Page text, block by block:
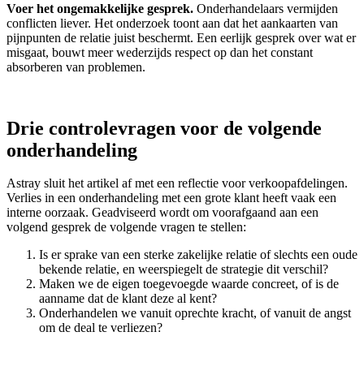
Voer het ongemakkelijke gesprek. Onderhandelaars vermijden
conflicten liever. Het onderzoek toont aan dat het aankaarten van
pijnpunten de relatie juist beschermt. Een eerlijk gesprek over wat er
misgaat, bouwt meer wederzijds respect op dan het constant
absorberen van problemen.
Drie controlevragen voor de volgende
onderhandeling
Astray sluit het artikel af met een reflectie voor verkoopafdelingen.
Verlies in een onderhandeling met een grote klant heeft vaak een
interne oorzaak. Geadviseerd wordt om voorafgaand aan een
volgend gesprek de volgende vragen te stellen:
Is er sprake van een sterke zakelijke relatie of slechts een oude
bekende relatie, en weerspiegelt de strategie dit verschil?
Maken we de eigen toegevoegde waarde concreet, of is de
aanname dat de klant deze al kent?
Onderhandelen we vanuit oprechte kracht, of vanuit de angst
om de deal te verliezen?